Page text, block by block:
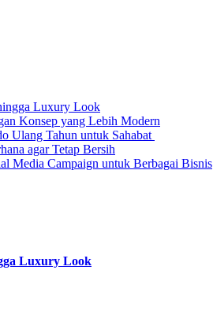
Luxury Look
Konsep yang Lebih Modern
Ulang Tahun untuk Sahabat
agar Tetap Bersih
Media Campaign untuk Berbagai Bisnis
Luxury Look